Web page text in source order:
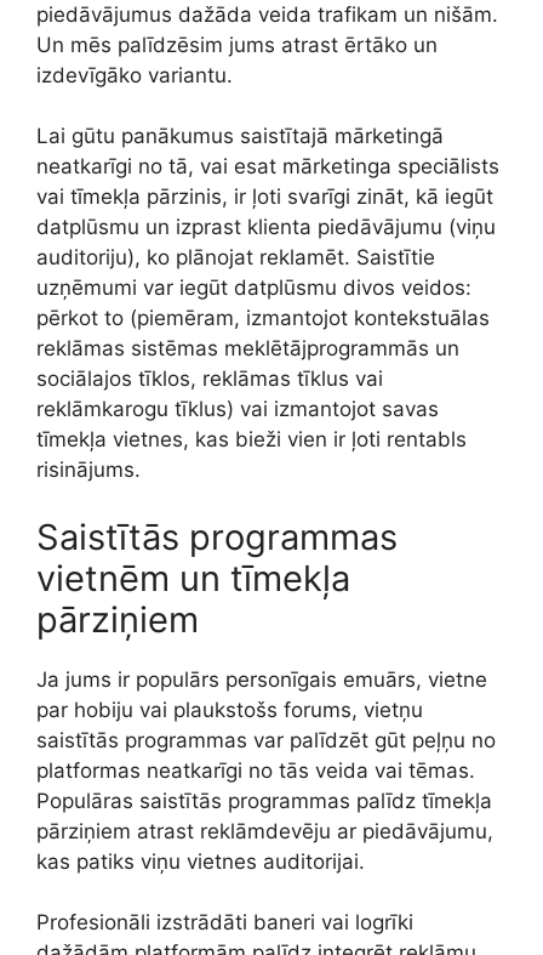
piedāvājumus dažāda veida trafikam un nišām.
Un mēs palīdzēsim jums atrast ērtāko un
izdevīgāko variantu.
Lai gūtu panākumus saistītajā mārketingā
neatkarīgi no tā, vai esat mārketinga speciālists
vai tīmekļa pārzinis, ir ļoti svarīgi zināt, kā iegūt
datplūsmu un izprast klienta piedāvājumu (viņu
auditoriju), ko plānojat reklamēt. Saistītie
uzņēmumi var iegūt datplūsmu divos veidos:
pērkot to (piemēram, izmantojot kontekstuālas
reklāmas sistēmas meklētājprogrammās un
sociālajos tīklos, reklāmas tīklus vai
reklāmkarogu tīklus) vai izmantojot savas
tīmekļa vietnes, kas bieži vien ir ļoti rentabls
risinājums.
Saistītās programmas
vietnēm un tīmekļa
pārziņiem
Ja jums ir populārs personīgais emuārs, vietne
par hobiju vai plaukstošs forums, vietņu
saistītās programmas var palīdzēt gūt peļņu no
platformas neatkarīgi no tās veida vai tēmas.
Populāras saistītās programmas palīdz tīmekļa
pārziņiem atrast reklāmdevēju ar piedāvājumu,
kas patiks viņu vietnes auditorijai.
Profesionāli izstrādāti baneri vai logrīki